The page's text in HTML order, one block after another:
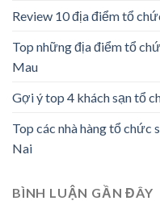
Review 10 địa điểm tổ
Top những địa điểm tổ
Mau
Gợi ý top 4 khách sạn tổ
Top các nhà hàng tổ
Nai
BÌNH LUẬN GẦN ĐÂY